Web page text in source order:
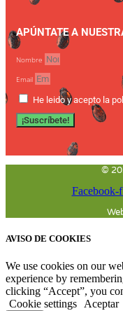
APÚNTATE A
Nombre
Email
He leido y acepto la
¡Suscríbete!
©
Facebook-f
AVISO DE COOKIES
We use cookies on our
experience by
clicking “Accept”, you
Cookie settings
Aceptar